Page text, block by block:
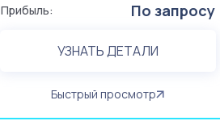
Прибыль: По запросу
УЗНАТЬ ДЕТАЛИ
Быстрый просмотр